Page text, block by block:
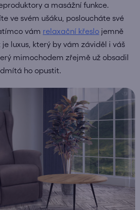
a masážní funkce.
ve svém ušáku, posloucháte své
vám relaxační křeslo jemně
je luxus, který by vám záviděl i váš
mimochodem zřejmě už obsadil
ho opustit.